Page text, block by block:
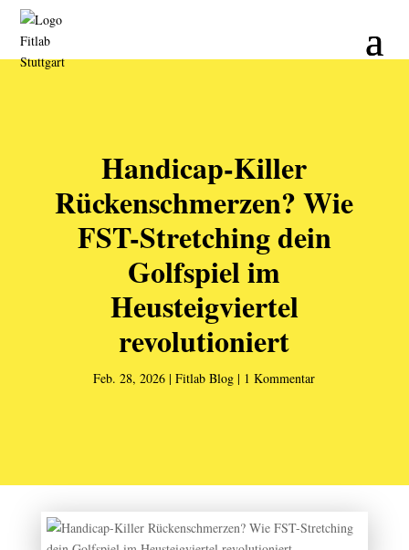
Handicap-Killer
Rückenschmerzen? Wie
FST-Stretching dein
Golfspiel im
Heusteigviertel
revolutioniert
Feb. 28, 2026 Fitlab Blog 1 Kommentar